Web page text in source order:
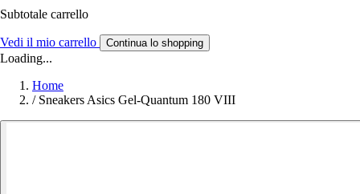
Subtotale carrello
Vedi il mio carrello Continua lo shopping
Loading...
Home
/ Sneakers Asics Gel-Quantum 180 VIII